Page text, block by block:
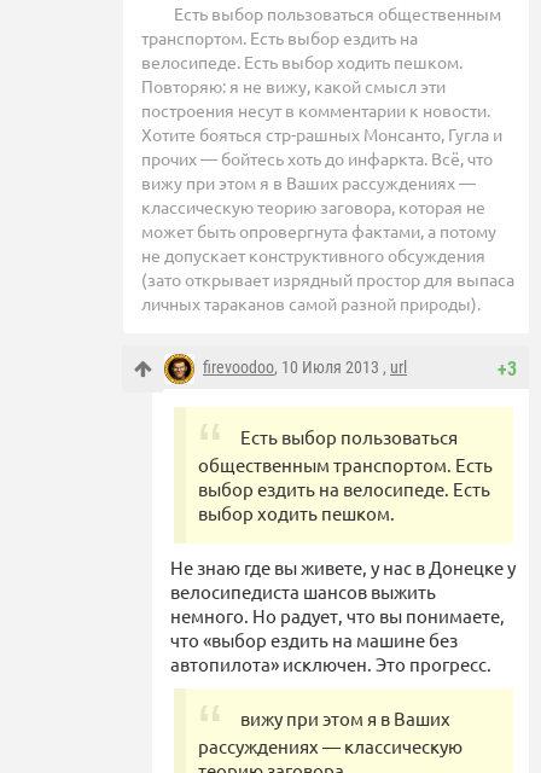
Есть выбор пользоваться общественным
транспортом. Есть выбор ездить на
велосипеде. Есть выбор ходить пешком.
Повторяю: я не вижу, какой смысл эти
построения несут в комментарии к новости.
Хотите бояться стр-рашных Монсанто, Гугла и
прочих — бойтесь хоть до инфаркта. Всё, что
вижу при этом я в Ваших рассуждениях —
классическую теорию заговора, которая не
может быть опровергнута фактами, а потому
не допускает конструктивного обсуждения
(зато открывает изрядный простор для выпаса
личных тараканов самой разной природы).
+3
firevoodoo, 10 Июля 2013 , url
Есть выбор пользоваться
общественным транспортом. Есть
выбор ездить на велосипеде. Есть
выбор ходить пешком.
Не знаю где вы живете, у нас в Донецке у
велосипедиста шансов выжить
немного. Но радует, что вы понимаете,
что «выбор ездить на машине без
автопилота» исключен. Это прогресс.
вижу при этом я в Ваших
рассуждениях — классическую